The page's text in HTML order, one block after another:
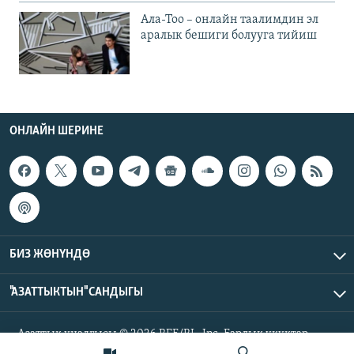
Ала-Тоо – онлайн таалимдин эл
аралык бешиги болууга тийиш
ОНЛАЙН ШЕРИНЕ
БИЗ ЖӨНҮНДӨ
"АЗАТТЫКТЫН" САНДЫГЫ
Азаттык үналгысы © 2026 RFE/RL, Inc. Бардык укуктар